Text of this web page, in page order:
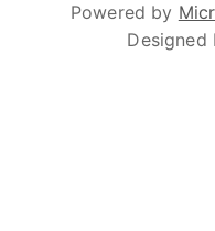
Powered by
Designed